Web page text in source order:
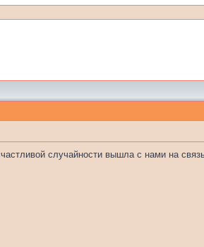
случайности вышла с нами на